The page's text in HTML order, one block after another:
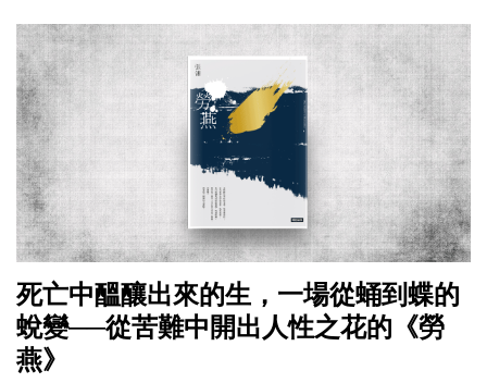
死亡中醞釀出來的生，一場從蛹到蝶的
蛻變──從苦難中開出人性之花的《勞
燕》